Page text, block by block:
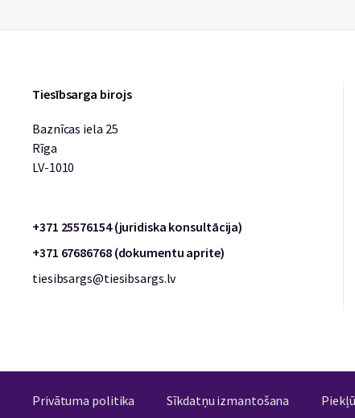
Tiesībsarga birojs
Baznīcas iela 25
Rīga
LV-1010
+371 25576154 (juridiska konsultācija)
+371 67686768 (dokumentu aprite)
tiesibsargs@tiesibsargs.lv
Privātuma politika Sīkdatņu izmantošana